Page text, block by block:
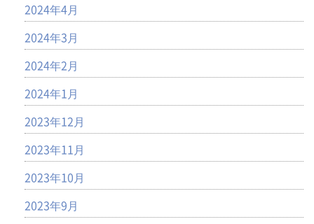
2024年4月
2024年3月
2024年2月
2024年1月
2023年12月
2023年11月
2023年10月
2023年9月